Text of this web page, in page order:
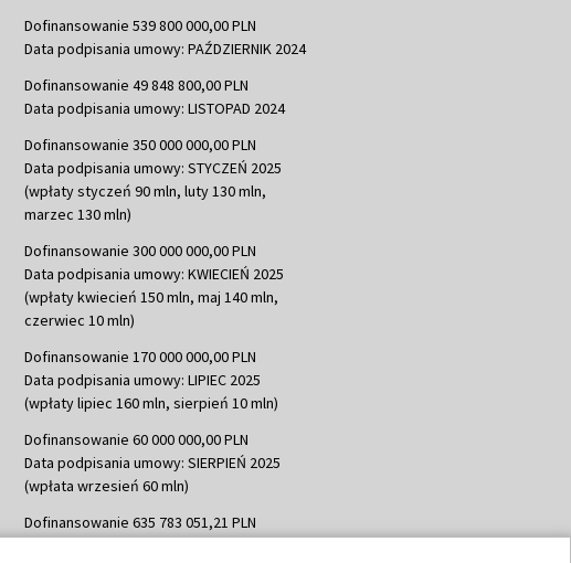
Dofinansowanie 539 800 000,00 PLN
Data podpisania umowy: PAŹDZIERNIK 2024
Dofinansowanie 49 848 800,00 PLN
Data podpisania umowy: LISTOPAD 2024
Dofinansowanie 350 000 000,00 PLN
Data podpisania umowy: STYCZEŃ 2025
(wpłaty styczeń 90 mln, luty 130 mln,
marzec 130 mln)
Dofinansowanie 300 000 000,00 PLN
Data podpisania umowy: KWIECIEŃ 2025
(wpłaty kwiecień 150 mln, maj 140 mln,
czerwiec 10 mln)
Dofinansowanie 170 000 000,00 PLN
Data podpisania umowy: LIPIEC 2025
(wpłaty lipiec 160 mln, sierpień 10 mln)
Dofinansowanie 60 000 000,00 PLN
Data podpisania umowy: SIERPIEŃ 2025
(wpłata wrzesień 60 mln)
Dofinansowanie 635 783 051,21 PLN